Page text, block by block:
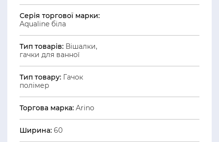
Серія торгової марки:
Aqualine біла
Тип товарів: Вішалки,
гачки для ванної
Тип товару: Гачок
полімер
Торгова марка: Arino
Ширина: 60